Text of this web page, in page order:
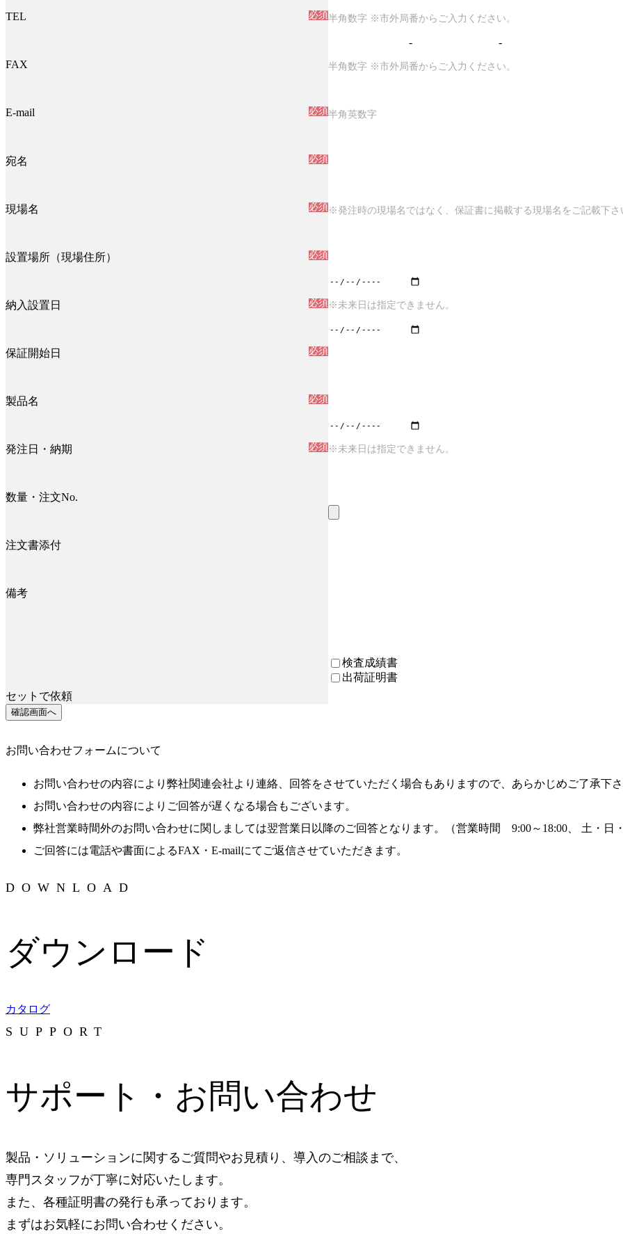
TEL 必須半角数字 ※市外局番からご入力ください。
FAX
- -
半角数字 ※市外局番からご入力ください。
E-mail 必須半角英数字
宛名 必須
現場名 必須 ※発注時の現場名ではなく、保証書に掲載する現場名をご記載下さ
設置場所（現場住所） 必須
納入設置日 必須 ※未来日は指定できません。
保証開始日 必須
製品名 必須
発注日・納期 必須 ※未来日は指定できません。
数量・注文No.
注文書添付
備考
セットで依頼
検査成績書
出荷証明書
確認画面へ
お問い合わせフォームについて
お問い合わせの内容により弊社関連会社より連絡、回答をさせていただく場合もありますので、あらかじめご了承下
お問い合わせの内容によりご回答が遅くなる場合もございます。
弊社営業時間外のお問い合わせに関しましては翌営業日以降のご回答となります。（営業時間 9:00～18:00、 土・日
ご回答には電話や書面によるFAX・E-mailにてご返信させていただきます。
DOWNLOAD
ダウンロード
カタログ
SUPPORT
サポート・お問い合わせ
製品・ソリューションに関するご質問やお見積り、導入のご相談まで、
専門スタッフが丁寧に対応いたします。
また、各種証明書の発行も承っております。
まずはお気軽にお問い合わせください。